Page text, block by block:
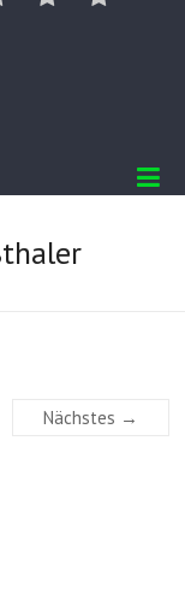
Nächstes →